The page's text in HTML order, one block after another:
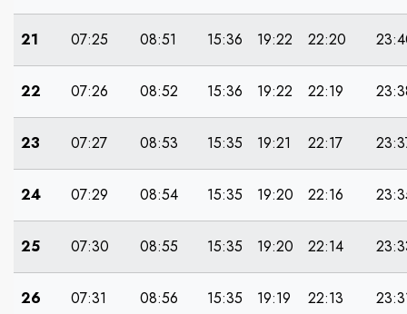
21 07:25 08:51 15:36 19:22 22:20
22 07:26 08:52 15:36 19:22 22:19
23 07:27 08:53 15:35 19:21 22:17
24 07:29 08:54 15:35 19:20 22:16
25 07:30 08:55 15:35 19:20 22:14
26 07:31 08:56 15:35 19:19 22:13